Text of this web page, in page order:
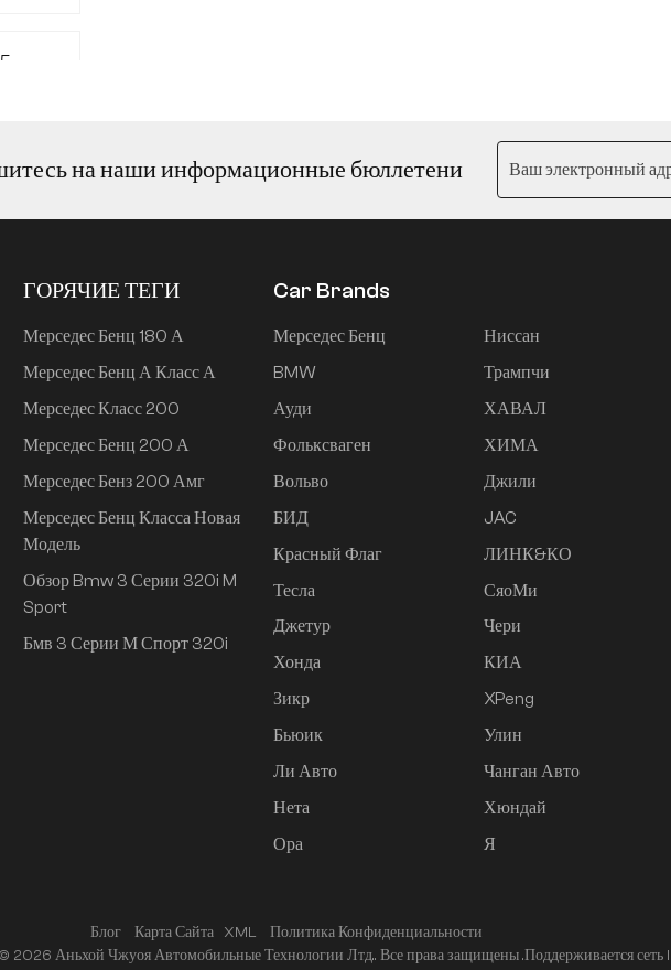
Про
км,
на наши информационные бюллетени
ГОРЯЧИЕ ТЕГИ
Мерседес Бенц 180 А
Мерседес Бенц А Класс А
Мерседес Класс 200
Мерседес Бенц 200 А
Мерседес Бенз 200 Амг
Мерседес Бенц Класса Новая
Модель
Обзор Bmw 3 Серии 320i M
Sport
Бмв 3 Серии М Спорт 320i
Car Brands
Мерседес Бенц
BMW
Ауди
Фольксваген
Вольво
БИД
Красный Флаг
Тесла
Джетур
Хонда
Зикр
Бьюик
Ли Авто
Нета
Ора
Ниссан
Трампчи
ХАВАЛ
ХИМА
Джили
JAC
ЛИНК&КО
СяоМи
Чери
КИА
XPeng
Улин
Чанган Авто
Хюндай
Я
Блог Карта Сайта XML
Политика Конфиденциальности
2026 Аньхой Чжуоя Автомобильные Технологии Лтд.. Все права защищены .Поддерживается сеть